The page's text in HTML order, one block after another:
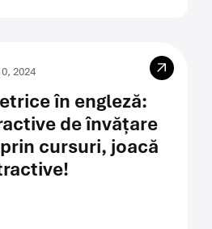
2024
în engleză:
de învățare
cursuri, joacă